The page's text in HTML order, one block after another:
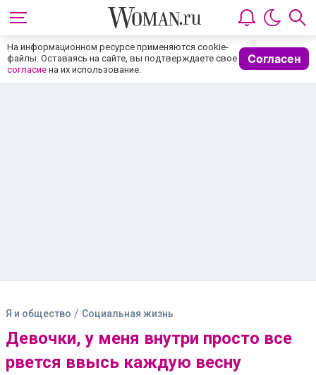
На информационном ресурсе применяются cookie-
файлы. Оставаясь на сайте, вы подтверждаете свое
согласие на их использование.
Согласен
Я и общество / Социальная жизнь
Девочки, у меня внутри просто все
рвется ввысь каждую весну